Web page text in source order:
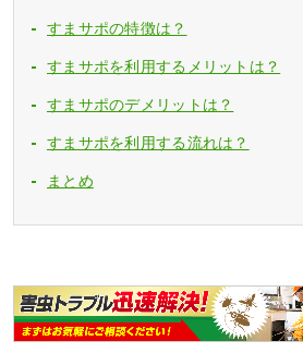
すまサポの特徴は？
すまサポを利用するメリットは？
すまサポのデメリットは？
すまサポを利用する流れは？
まとめ